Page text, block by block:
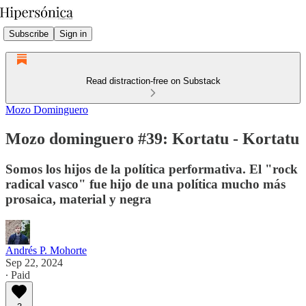
Subscribe Sign in
Read distraction-free on Substack
Mozo Dominguero
Mozo dominguero #39: Kortatu - Kortatu
Somos los hijos de la política performativa. El "rock
radical vasco" fue hijo de una política mucho más
prosaica, material y negra
Andrés P. Mohorte
Sep 22, 2024
∙ Paid